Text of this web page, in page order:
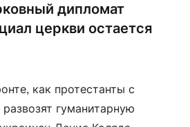
дипломат
церкви остается
как протестанты с
гуманитарную